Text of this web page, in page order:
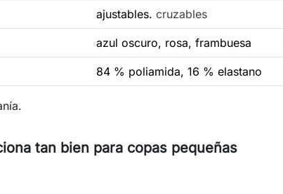
ajustables. cruzables
azul oscuro, rosa, frambuesa
84 % poliamida, 16 % elastano
tan bien para copas pequeñas